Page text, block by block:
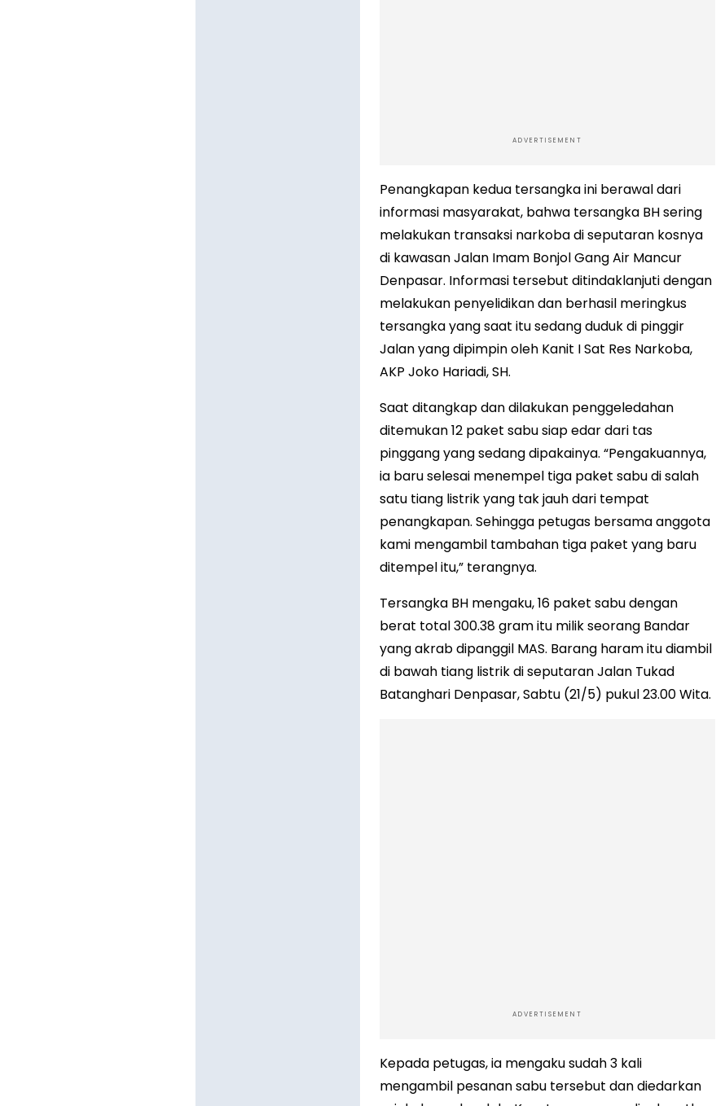
ADVERTISEMENT
Penangkapan kedua tersangka ini berawal dari
informasi masyarakat, bahwa tersangka BH sering
melakukan transaksi narkoba di seputaran kosnya
di kawasan Jalan Imam Bonjol Gang Air Mancur
Denpasar. Informasi tersebut ditindaklanjuti dengan
melakukan penyelidikan dan berhasil meringkus
tersangka yang saat itu sedang duduk di pinggir
Jalan yang dipimpin oleh Kanit I Sat Res Narkoba,
AKP Joko Hariadi, SH.
Saat ditangkap dan dilakukan penggeledahan
ditemukan 12 paket sabu siap edar dari tas
pinggang yang sedang dipakainya. “Pengakuannya,
ia baru selesai menempel tiga paket sabu di salah
satu tiang listrik yang tak jauh dari tempat
penangkapan. Sehingga petugas bersama anggota
kami mengambil tambahan tiga paket yang baru
ditempel itu,” terangnya.
Tersangka BH mengaku, 16 paket sabu dengan
berat total 300.38 gram itu milik seorang Bandar
yang akrab dipanggil MAS. Barang haram itu diambil
di bawah tiang listrik di seputaran Jalan Tukad
Batanghari Denpasar, Sabtu (21/5) pukul 23.00 Wita.
ADVERTISEMENT
Kepada petugas, ia mengaku sudah 3 kali
mengambil pesanan sabu tersebut dan diedarkan